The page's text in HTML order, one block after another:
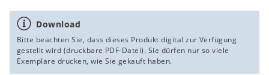
Download
Bitte beachten Sie, dass dieses Produkt digital zur Verfügung
gestellt wird (druckbare PDF-Datei). Sie dürfen nur so viele
Exemplare drucken, wie Sie gekauft haben.